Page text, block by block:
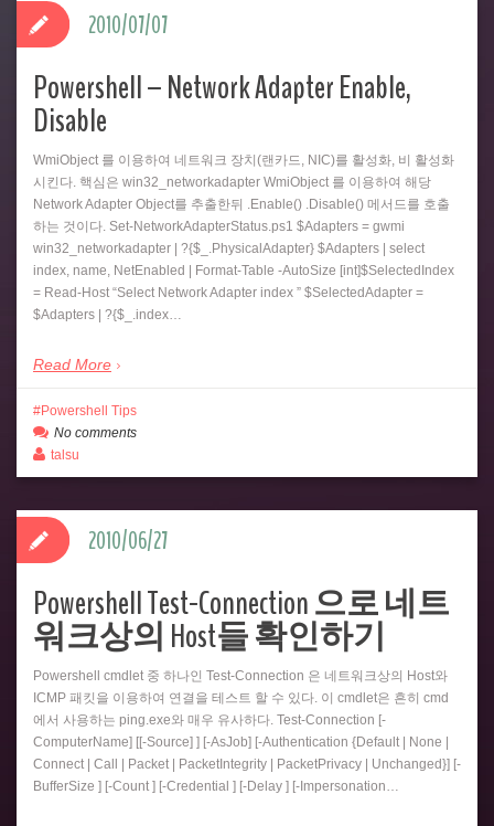
Powershell – Network Adapter Enable,
Disable
WmiObject 를 이용하여 네트워크 장치(랜카드, NIC)를 활성화, 비 활성화
시킨다. 핵심은 win32_networkadapter WmiObject 를 이용하여 해당
Network Adapter Object를 추출한뒤 .Enable() .Disable() 메서드를 호출
하는 것이다. Set-NetworkAdapterStatus.ps1 $Adapters = gwmi
win32_networkadapter | ?{$_.PhysicalAdapter} $Adapters | select
index, name, NetEnabled | Format-Table -AutoSize [int]$SelectedIndex
= Read-Host “Select Network Adapter index ” $SelectedAdapter =
$Adapters | ?{$_.index…
Read More
2010/07/07
Powershell Tips
No comments
talsu
Powershell Test-Connection 으로 네트
워크상의 Host들 확인하기
Powershell cmdlet 중 하나인 Test-Connection 은 네트워크상의 Host와
ICMP 패킷을 이용하여 연결을 테스트 할 수 있다. 이 cmdlet은 흔히 cmd
에서 사용하는 ping.exe와 매우 유사하다. Test-Connection [-
ComputerName] [[-Source] ] [-AsJob] [-Authentication {Default | None |
Connect | Call | Packet | PacketIntegrity | PacketPrivacy | Unchanged}] [-
BufferSize ] [-Count ] [-Credential ] [-Delay ] [-Impersonation…
2010/06/27